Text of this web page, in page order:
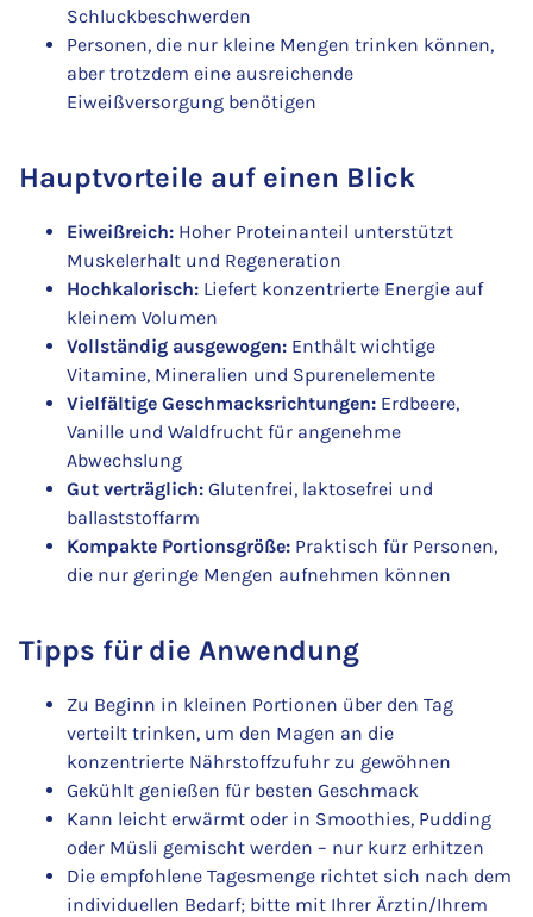
Schluckbeschwerden
Personen, die nur kleine Mengen trinken können,
aber trotzdem eine ausreichende
Eiweißversorgung benötigen
Hauptvorteile auf einen Blick
Eiweißreich: Hoher Proteinanteil unterstützt
Muskelerhalt und Regeneration
Hochkalorisch: Liefert konzentrierte Energie auf
kleinem Volumen
Vollständig ausgewogen: Enthält wichtige
Vitamine, Mineralien und Spurenelemente
Vielfältige Geschmacksrichtungen: Erdbeere,
Vanille und Waldfrucht für angenehme
Abwechslung
Gut verträglich: Glutenfrei, laktosefrei und
ballaststoffarm
Kompakte Portionsgröße: Praktisch für Personen,
die nur geringe Mengen aufnehmen können
Tipps für die Anwendung
Zu Beginn in kleinen Portionen über den Tag
verteilt trinken, um den Magen an die
konzentrierte Nährstoffzufuhr zu gewöhnen
Gekühlt genießen für besten Geschmack
Kann leicht erwärmt oder in Smoothies, Pudding
oder Müsli gemischt werden – nur kurz erhitzen
Die empfohlene Tagesmenge richtet sich nach dem
individuellen Bedarf; bitte mit Ihrer Ärztin/Ihrem